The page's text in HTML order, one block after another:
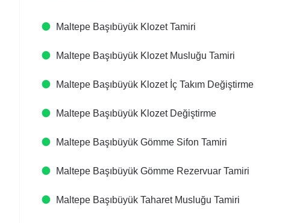
Maltepe Başıbüyük Klozet Tamiri
Maltepe Başıbüyük Klozet Musluğu Tamiri
Maltepe Başıbüyük Klozet İç Takım Değiştirme
Maltepe Başıbüyük Klozet Değiştirme
Maltepe Başıbüyük Gömme Sifon Tamiri
Maltepe Başıbüyük Gömme Rezervuar Tamiri
Maltepe Başıbüyük Taharet Musluğu Tamiri